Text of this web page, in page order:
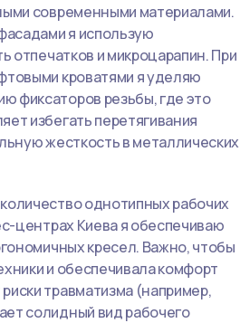
современными материалами.
я использую
отпечатков и микроцарапин. При
кроватями я уделяю
фиксаторов резьбы, где это
избегать перетягивания
жесткость в металлических
однотипных рабочих
центрах Киева я обеспечиваю
кресел. Важно, чтобы
и обеспечивала комфорт
травматизма (например,
солидный вид рабочего